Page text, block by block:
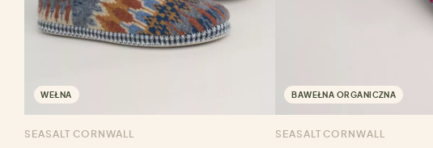
WEŁNA
SEASALT CORNWALL
BAWEŁNA ORGANICZNA
SEASALT CORNWALL